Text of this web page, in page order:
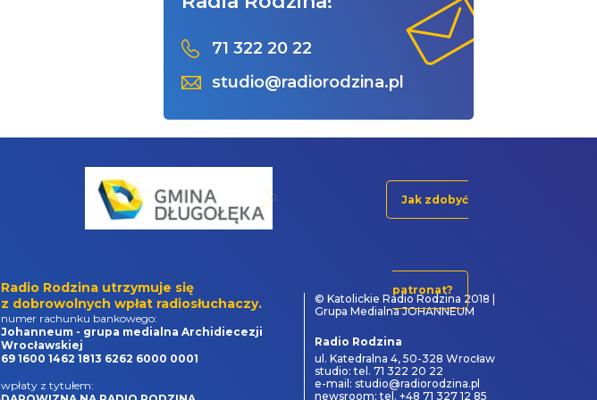
71 322 20 22
studio@radiorodzina.pl
Jak zdobyć
patronat?
Radio Rodzina utrzymuje się
z dobrowolnych wpłat radiosłuchaczy.
numer rachunku bankowego:
Johanneum - grupa medialna Archidiecezji
Wrocławskiej
69 1600 1462 1813 6262 6000 0001
wpłaty z tytułem:
© Katolickie Radio Rodzina 2018 |
Grupa Medialna JOHANNEUM
Radio Rodzina
ul. Katedralna 4, 50-328 Wrocław
studio: tel. 71 322 20 22
e-mail: studio@radiorodzina.pl
newsroom: tel. +48 71 327 12 85